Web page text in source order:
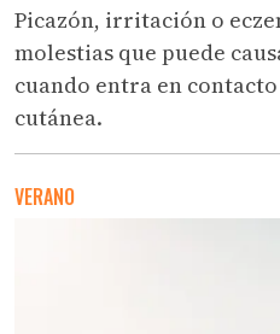
Picazón, irritación o
molestias que puede
cuando entra en
cutánea.
VERANO